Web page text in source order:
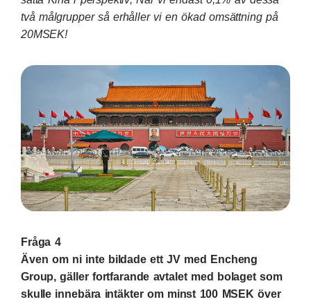
två målgrupper så erhåller vi en ökad omsättning på
20MSEK!
Fråga 4
Även om ni inte bildade ett JV med Encheng
Group, gäller fortfarande avtalet med bolaget som
skulle innebära intäkter om minst 100 MSEK över